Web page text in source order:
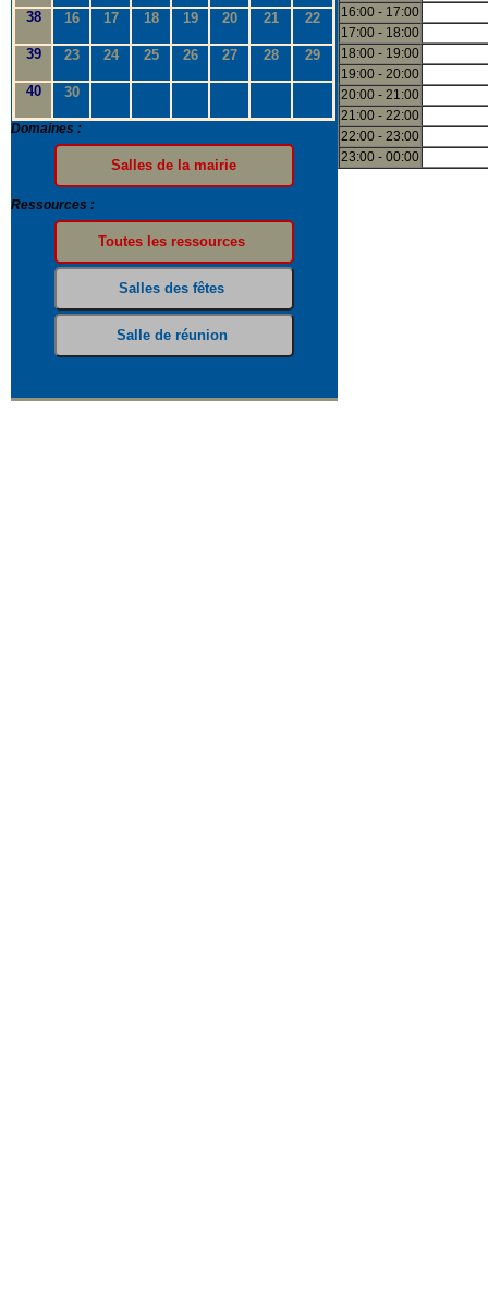
38 16 17 18 19 20 21 22
39 23 24 25 26 27 28 29
40 30
Domaines :
Ressources :
16:00 - 17:00
17:00 - 18:00
18:00 - 19:00
19:00 - 20:00
20:00 - 21:00
21:00 - 22:00
22:00 - 23:00
23:00 - 00:00